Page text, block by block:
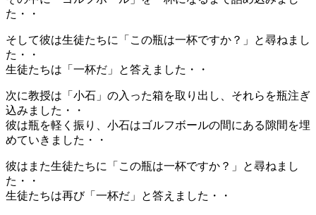
た・・
そして彼は生徒たちに「この瓶は一杯ですか？」と尋ねまし
た・・
生徒たちは「一杯だ」と答えました・・
次に教授は「小石」の入った箱を取り出し、それらを瓶注ぎ
込みました・・
彼は瓶を軽く振り、小石はゴルフボールの間にある隙間を埋
めていきました・・
彼はまた生徒たちに「この瓶は一杯ですか？」と尋ねまし
た・・
生徒たちは再び「一杯だ」と答えました・・